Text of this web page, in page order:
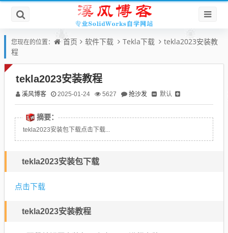
您现在的位置： 首页 软件下载 Tekla下载
tekla2023安装教
程
tekla2023安装教程
溪风博客 2025-01-24 5627 抢沙发 默认
摘要：
tekla2023安装包下载点击下载...
tekla2023安装包下载
点击下载
tekla2023安装教程